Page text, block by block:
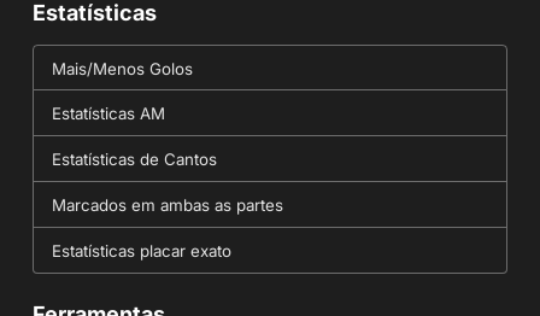
Estatísticas
Mais/Menos Golos
Estatísticas AM
Estatísticas de Cantos
Marcados em ambas as partes
Estatísticas placar exato